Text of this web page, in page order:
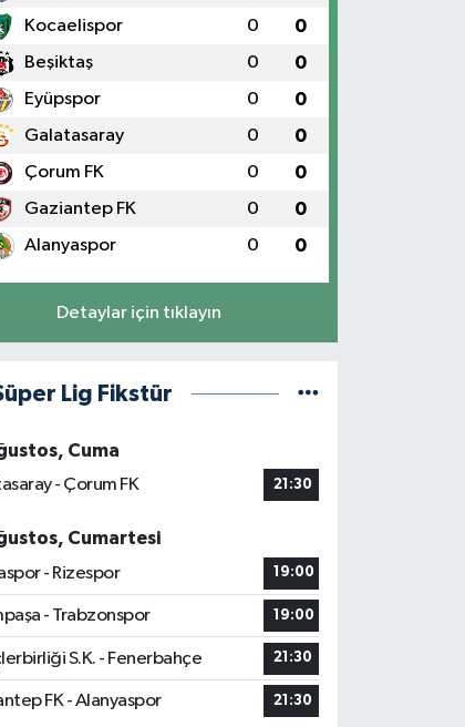
Kocaelispor 0 0
Beşiktaş 0 0
Eyüpspor 0 0
Galatasaray 0 0
Çorum FK 0 0
Gaziantep FK 0 0
Alanyaspor 0 0
Detaylar için tıklayın
Lig Fikstür
Cuma
- Çorum FK
21:30
Cumartesi
- Rizespor
19:00
- Trabzonspor 19:00
S.K. - Fenerbahçe 21:30
FK - Alanyaspor 21:30